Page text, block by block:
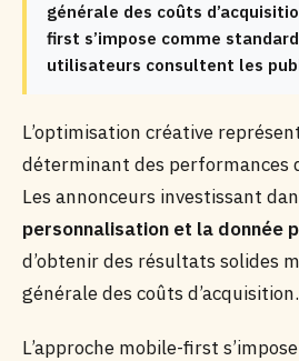
générale des coûts
first s’impose comme
utilisateurs consultent les
L’optimisation créative
déterminant des performances
Les annonceurs investissant
personnalisation et la donnée
d’obtenir des résultats solides
générale des coûts d’acquisition.
L’approche mobile-first